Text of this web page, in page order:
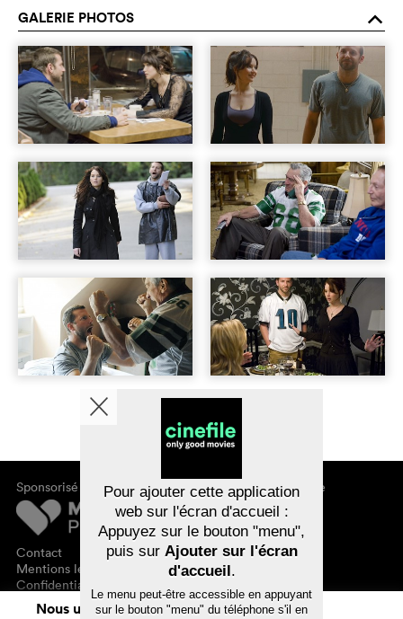
GALERIE PHOTOS o
Sponsorisé par
Contact
Mentions légales
Confidentialité des données
À propos de cinefile
S'inscrire/s'abonner
Newsletter
FAQ
Bons-cadeaux
Nous utilisons des cookies. En naviguant
Pour ajouter cette application
web sur l'écran d'accueil :
Appuyez sur le bouton "menu",
puis sur Ajouter sur l'écran
d'accueil.
Le menu peut-être accessible en appuyant
sur le bouton "menu" du téléphone s'il en